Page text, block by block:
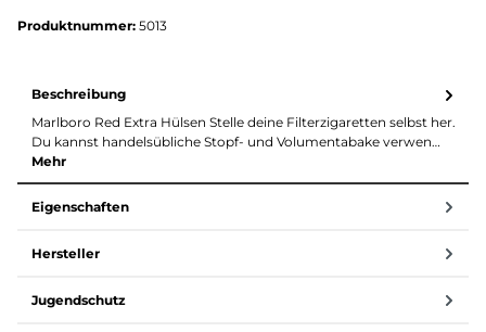
Produktnummer: 5013
Beschreibung
Marlboro Red Extra Hülsen Stelle deine Filterzigaretten selbst her.
Du kannst handelsübliche Stopf- und Volumentabake verwen…
Mehr
Eigenschaften
Hersteller
Jugendschutz